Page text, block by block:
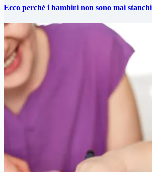
Ecco perché i bambini non sono mai stanchi